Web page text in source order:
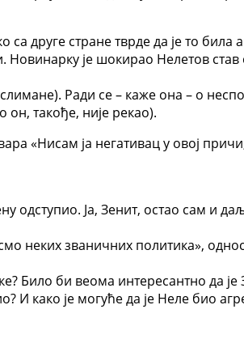
друге стране тврде да је то била
Новинарку је шокирао Нелетов став
Ради се – каже она – о
такође, није рекао).
«Нисам ја негативац у овој
одступио. Ја, Зенит, остао сам и
неких званичних политика»,
Било би веома интересантно да
И како је могуће да је Неле био